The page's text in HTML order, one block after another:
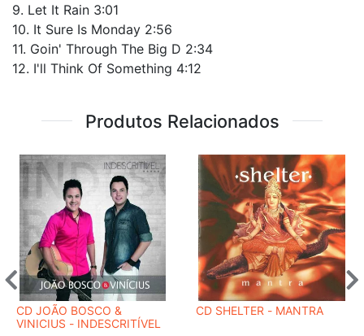
9. Let It Rain 3:01
10. It Sure Is Monday 2:56
11. Goin' Through The Big D 2:34
12. I'll Think Of Something 4:12
Produtos Relacionados
CD JOÃO BOSCO &
VINICIUS - INDESCRITÍVEL
CD SHELTER - MANTRA